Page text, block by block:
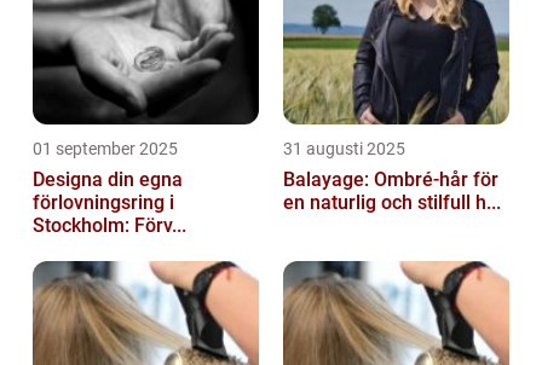
01 september 2025
Designa din egna
förlovningsring i
Stockholm: Förv...
31 augusti 2025
Balayage: Ombré-hår för
en naturlig och stilfull h...